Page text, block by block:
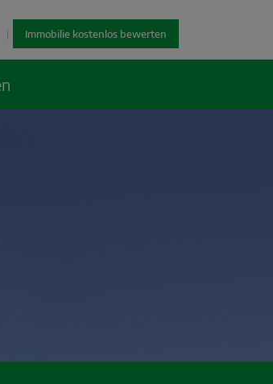
| Immobilie kostenlos bewerten